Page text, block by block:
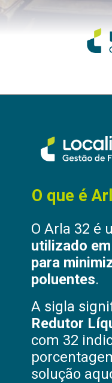
O Arla 32 é
utilizado
para
poluentes.
A sigla
Redutor
com 32
solução
O que é